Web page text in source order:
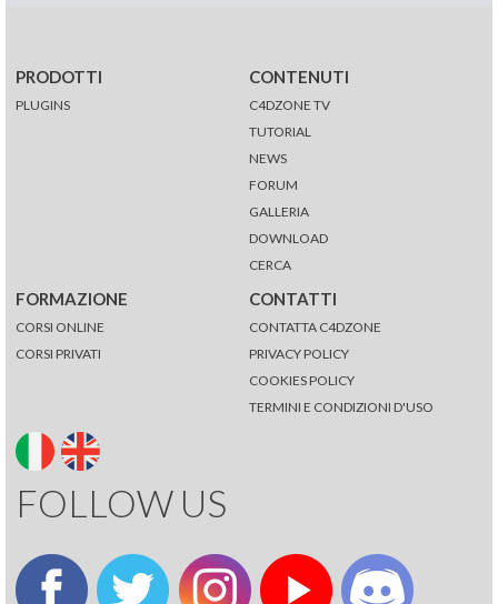
PRODOTTI
PLUGINS
CONTENUTI
C4DZONE TV
TUTORIAL
NEWS
FORUM
GALLERIA
DOWNLOAD
CERCA
FORMAZIONE
CORSI ONLINE
CORSI PRIVATI
CONTATTI
CONTATTA C4DZONE
PRIVACY POLICY
COOKIES POLICY
TERMINI E CONDIZIONI D'USO
FOLLOW US